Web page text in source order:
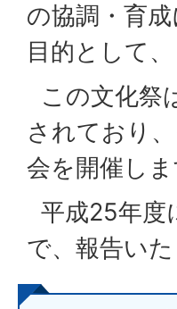
の協調・育
目的として
この文化祭
されており
会を開催しま
平成25年度
で、報告い